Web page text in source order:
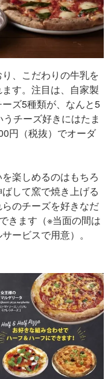
、こだわりの牛乳を
す。注目は、自家製
ズ5種類が、なんと5
チーズ好きにはたま
円（税抜）でオーダ
楽しめるのはもちろ
して窯で焼き上げる
のチーズを好きなだ
きます（※当面の間は
ービスで用意）。